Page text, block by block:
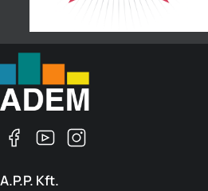
A.P.P. Kft.